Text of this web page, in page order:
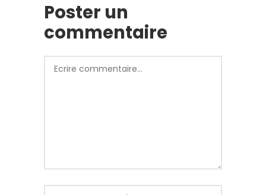
Poster un
commentaire